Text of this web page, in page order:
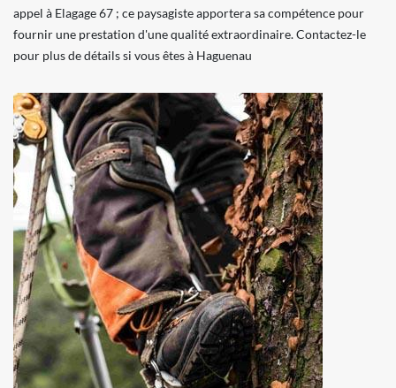
appel à Elagage 67 ; ce paysagiste apportera sa compétence pour
fournir une prestation d'une qualité extraordinaire. Contactez-le
pour plus de détails si vous êtes à Haguenau